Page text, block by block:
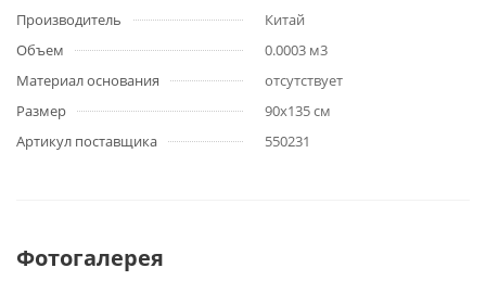
Производитель
Китай
Объем
0.0003 м3
Материал основания
отсутствует
Размер
90х135 см
Артикул поставщика
550231
Фотогалерея